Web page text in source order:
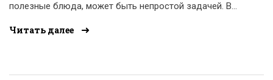
полезные блюда, может быть непростой задачей. В
чьи кулинарные традиции заслуженно считаются
Читать далее